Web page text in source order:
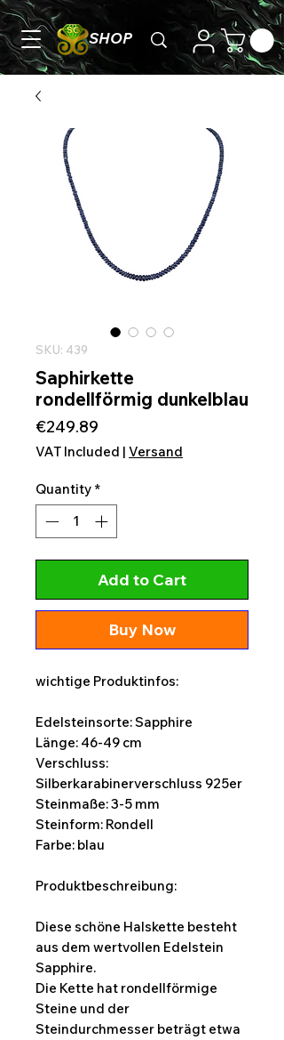
SHOP
SKU: 439
Saphirkette
rondellförmig dunkelblau
€249.89
VAT Included | Versand
Quantity *
Add to Cart
Buy Now
wichtige Produktinfos:
Edelsteinsorte: Sapphire
Länge: 46-49 cm
Verschluss:
Silberkarabinerverschluss 925er
Steinmaße: 3-5 mm
Steinform: Rondell
Farbe: blau
Produktbeschreibung:
Diese schöne Halskette besteht
aus dem wertvollen Edelstein
Sapphire.
Die Kette hat rondellförmige
Steine und der
Steindurchmesser beträgt etwa